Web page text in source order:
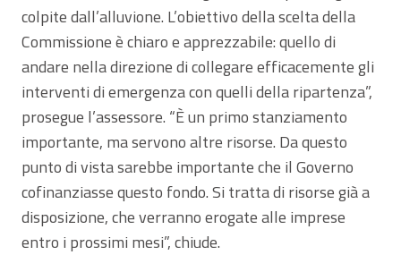
colpite dall’alluvione. L’obiettivo della scelta della
Commissione è chiaro e apprezzabile: quello di
andare nella direzione di collegare efficacemente gli
interventi di emergenza con quelli della ripartenza”,
prosegue l’assessore. “È un primo stanziamento
importante, ma servono altre risorse. Da questo
punto di vista sarebbe importante che il Governo
cofinanziasse questo fondo. Si tratta di risorse già a
disposizione, che verranno erogate alle imprese
entro i prossimi mesi”, chiude.